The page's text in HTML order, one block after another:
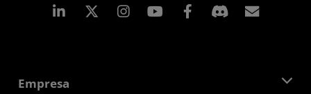
LinkedIn Instagram Facebook
Empresa